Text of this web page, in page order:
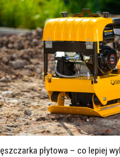
płytowa – co lepiej